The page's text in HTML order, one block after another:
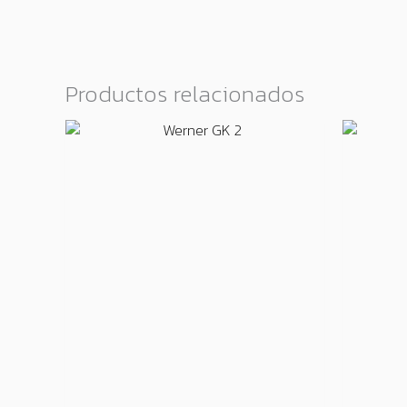
Productos relacionados